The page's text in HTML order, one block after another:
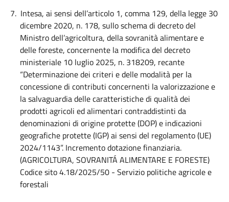
7. Intesa, ai sensi dell’articolo 1, comma 129, della legge 30
dicembre 2020, n. 178, sullo schema di decreto del
Ministro dell’agricoltura, della sovranità alimentare e
delle foreste, concernente la modifica del decreto
ministeriale 10 luglio 2025, n. 318209, recante
“Determinazione dei criteri e delle modalità per la
concessione di contributi concernenti la valorizzazione e
la salvaguardia delle caratteristiche di qualità dei
prodotti agricoli ed alimentari contraddistinti da
denominazioni di origine protette (DOP) e indicazioni
geografiche protette (IGP) ai sensi del regolamento (UE)
2024/1143”. Incremento dotazione finanziaria.
(AGRICOLTURA, SOVRANITÁ ALIMENTARE E FORESTE)
Codice sito 4.18/2025/50 - Servizio politiche agricole e
forestali